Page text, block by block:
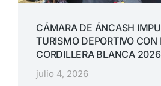
CÁMARA DE ÁNCASH
TURISMO DEPORTIVO CON
CORDILLERA BLANCA 2026
julio 4, 2026